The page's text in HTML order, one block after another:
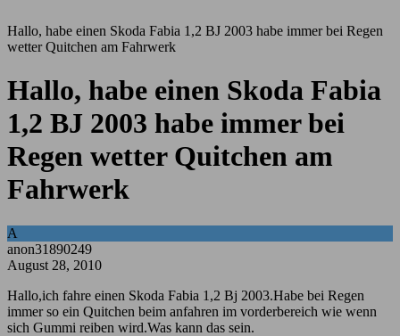
Hallo, habe einen Skoda Fabia 1,2 BJ 2003 habe immer bei Regen
wetter Quitchen am Fahrwerk
Hallo, habe einen Skoda Fabia
1,2 BJ 2003 habe immer bei
Regen wetter Quitchen am
Fahrwerk
A
anon31890249
August 28, 2010
Hallo,ich fahre einen Skoda Fabia 1,2 Bj 2003.Habe bei Regen
immer so ein Quitchen beim anfahren im vorderbereich wie wenn
sich Gummi reiben wird.Was kann das sein.